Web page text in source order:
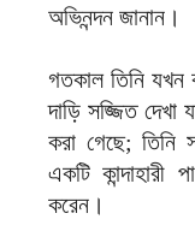
অভিনন্দন জানান।
গতকাল তিনি যখন
দাড়ি সজ্জিত দেখা
করা গেছে; তিনি
একটি কান্দাহারী
করেন।